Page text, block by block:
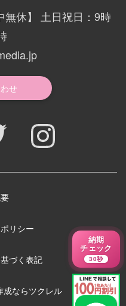
無休】 土日祝日：9時
せ
リシー
づく表記
成ならツクレル
納期
チェック
30秒